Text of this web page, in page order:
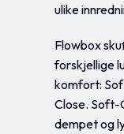
ulike
Flowbox
forskjellige
komfort:
Close. Soft-
dempet og